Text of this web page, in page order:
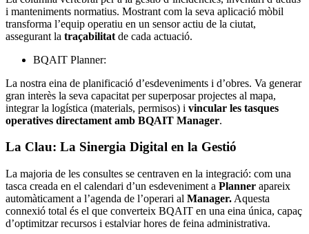
i manteniments normatius. Mostrant com la seva aplicació mòbil
transforma l’equip operatiu en un sensor actiu de la ciutat,
assegurant la traçabilitat de cada actuació.
BQAIT Planner:
La nostra eina de planificació d’esdeveniments i d’obres. Va generar
gran interès la seva capacitat per superposar projectes al mapa,
integrar la logística (materials, permisos) i vincular les tasques
operatives directament amb BQAIT Manager.
La Clau: La Sinergia Digital en la Gestió
La majoria de les consultes se centraven en la integració: com una
tasca creada en el calendari d’un esdeveniment a Planner apareix
automàticament a l’agenda de l’operari al Manager. Aquesta
connexió total és el que converteix BQAIT en una eina única, capaç
d’optimitzar recursos i estalviar hores de feina administrativa.